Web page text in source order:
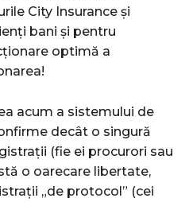
City Insurance și
bani și pentru
optimă a
acum a sistemului de
decât o singură
(fie ei procurori sau
o oarecare libertate,
„de protocol” (cei